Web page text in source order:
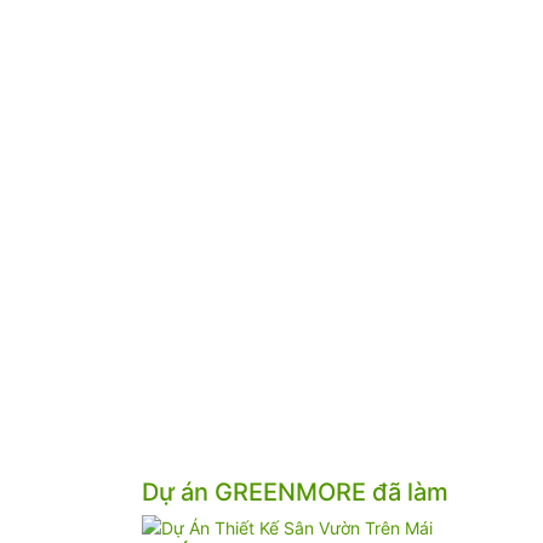
Dự án GREENMORE đã làm